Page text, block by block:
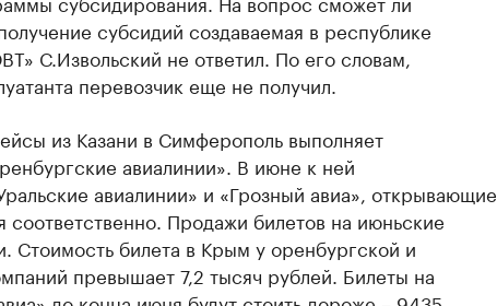
субсидий создаваемая в республике
С.Извольский не ответил. По его словам,
перевозчик еще не получил.
из Казани в Симферополь выполняет
авиалинии». В июне к ней
авиалинии» и «Грозный авиа», открывающие
соответственно. Продажи билетов на июньские
Стоимость билета в Крым у оренбургской и
превышает 7,2 тысяч рублей. Билеты на